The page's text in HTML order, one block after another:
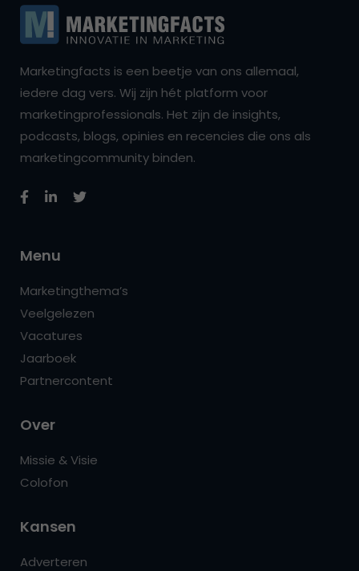
Marketingfacts is een beetje van ons allemaal,
iedere dag vers. Wij zijn hét platform voor
marketingprofessionals. Het zijn de insights,
podcasts, blogs, opinies en recencies die ons als
marketingcommunity binden.
Menu
Marketingthema’s
Veelgelezen
Vacatures
Jaarboek
Partnercontent
Over
Missie & Visie
Colofon
Kansen
Adverteren